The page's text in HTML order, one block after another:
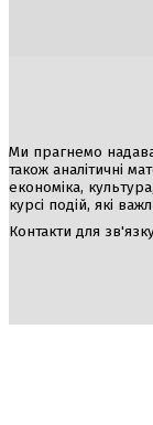
Ми прагнемо
також аналітичні
економіка,
курсі подій, які
Контакти для